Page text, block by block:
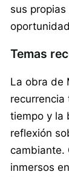
sus
Temas
La obra de
tiempo y la
reflexión
cambiante.
inmersos